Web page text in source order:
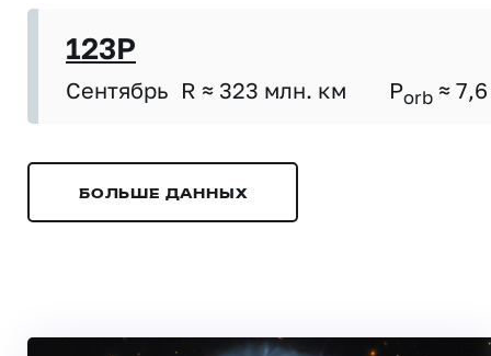
123P
Сентябрь R ≈ 323 млн. км Porb ≈ 7,6
БОЛЬШЕ ДАННЫХ